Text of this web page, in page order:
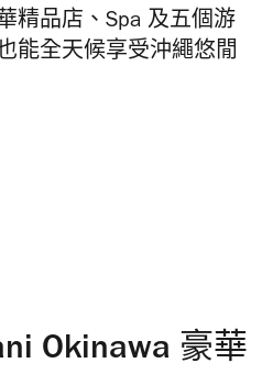
精品店、Spa 及五個游
能全天候享受沖繩悠閒
Okinawa 豪華